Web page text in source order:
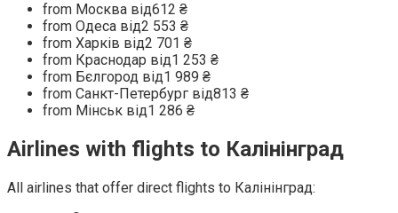
from Москва від612 ₴
from Одеса від2 553 ₴
from Харків від2 701 ₴
from Краснодар від1 253 ₴
from Бєлгород від1 989 ₴
from Санкт-Петербург від813 ₴
from Мінськ від1 286 ₴
Airlines with flights to Калінінград
All airlines that offer direct flights to Калінінград: